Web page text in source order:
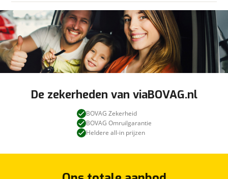
De zekerheden van viaBOVAG.nl
BOVAG Zekerheid
BOVAG Omruilgarantie
Heldere all-in prijzen